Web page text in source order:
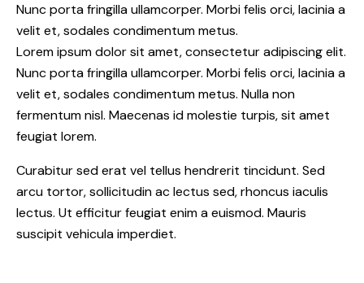
Nunc porta fringilla ullamcorper. Morbi felis orci, lacinia a
velit et, sodales condimentum metus.
Lorem ipsum dolor sit amet, consectetur adipiscing elit.
Nunc porta fringilla ullamcorper. Morbi felis orci, lacinia a
velit et, sodales condimentum metus. Nulla non
fermentum nisl. Maecenas id molestie turpis, sit amet
feugiat lorem.
Curabitur sed erat vel tellus hendrerit tincidunt. Sed
arcu tortor, sollicitudin ac lectus sed, rhoncus iaculis
lectus. Ut efficitur feugiat enim a euismod. Mauris
suscipit vehicula imperdiet.